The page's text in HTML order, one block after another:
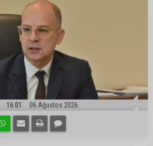
16:01 06 Ağustos 2026